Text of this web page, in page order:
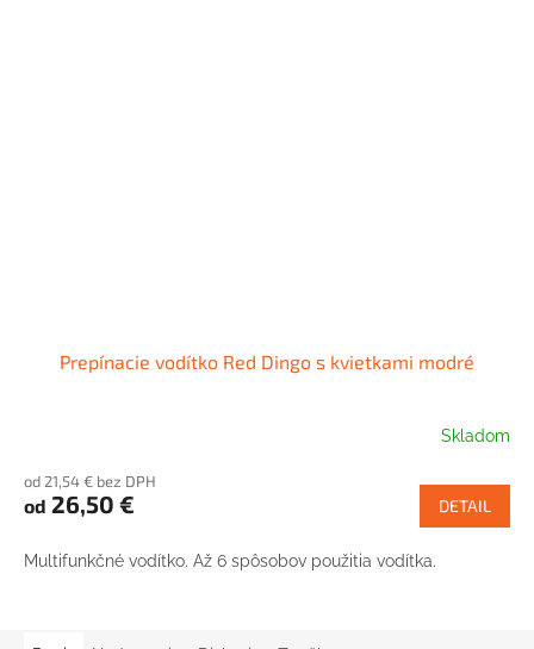
Prepínacie vodítko Red Dingo s kvietkami modré
Skladom
od 21,54 € bez DPH
od 26,50 € DETAIL
Multifunkčné vodítko. Až 6 spôsobov použitia vodítka.